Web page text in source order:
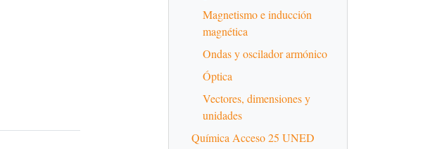
Magnetismo e inducción
magnética
Ondas y oscilador armónico
Óptica
Vectores, dimensiones y
unidades
Química Acceso 25 UNED